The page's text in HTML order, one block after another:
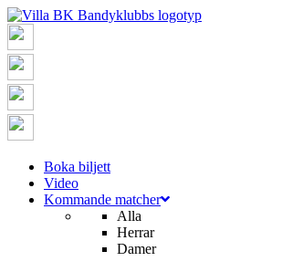
Boka biljett
Video
Kommande matcher
Alla
Herrar
Damer